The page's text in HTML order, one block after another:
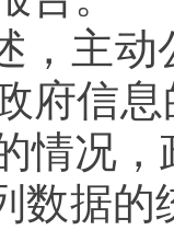
，主
府信
情况
数据的